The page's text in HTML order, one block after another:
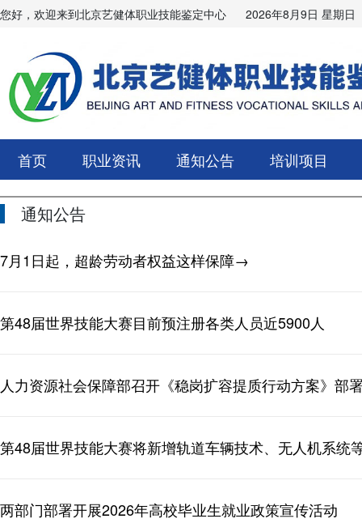
您好，欢迎来到北京艺健体职业技能鉴定中心 2026年8月9日 星期日
首页 职业资讯 通知公告 培训项目
通知公告
7月1日起，超龄劳动者权益这样保障→
第48届世界技能大赛目前预注册各类人员近5900人
人力资源社会保障部召开《稳岗扩容提质行动方案》部
第48届世界技能大赛将新增轨道车辆技术、无人机系统
两部门部署开展2026年高校毕业生就业政策宣传活动